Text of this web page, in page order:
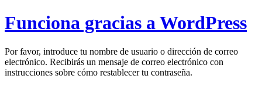
Funciona gracias a WordPress
Por favor, introduce tu nombre de usuario o dirección de correo
electrónico. Recibirás un mensaje de correo electrónico con
instrucciones sobre cómo restablecer tu contraseña.